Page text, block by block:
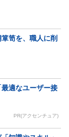
笥を、職人に削
適なユーザー接
PR(アクセンチュア)